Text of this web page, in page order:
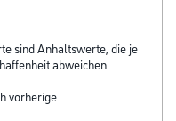
sind Anhaltswerte, die je
abweichen
vorherige